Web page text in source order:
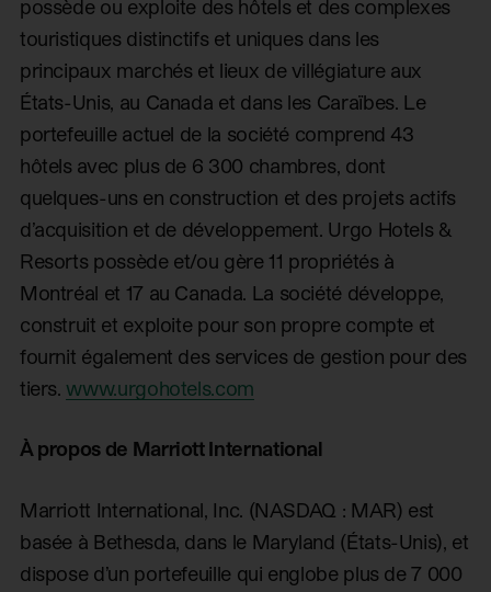
possède ou exploite des hôtels et des complexes
touristiques distinctifs et uniques dans les
principaux marchés et lieux de villégiature aux
États-Unis, au Canada et dans les Caraïbes. Le
portefeuille actuel de la société comprend 43
hôtels avec plus de 6 300 chambres, dont
quelques-uns en construction et des projets actifs
d’acquisition et de développement. Urgo Hotels &
Resorts possède et/ou gère 11 propriétés à
Montréal et 17 au Canada. La société développe,
construit et exploite pour son propre compte et
fournit également des services de gestion pour des
tiers. www.urgohotels.com
À propos de Marriott International
Marriott International, Inc. (NASDAQ : MAR) est
basée à Bethesda, dans le Maryland (États-Unis), et
dispose d’un portefeuille qui englobe plus de 7 000